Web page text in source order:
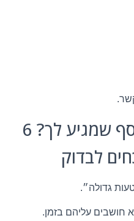
איך לא מפספסים כסף שמגיע לך? 6
לבדוק
גדולה״.
חושבים עליהם בזמן.